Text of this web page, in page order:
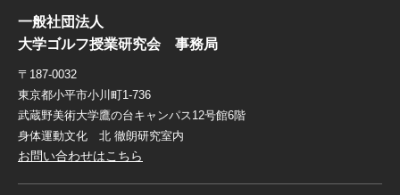
一般社団法人
大学ゴルフ授業研究会 事務局
〒187-0032
東京都小平市小川町1-736
武蔵野美術大学鷹の台キャンパス12号館6階
身体運動文化 北 徹朗研究室内
お問い合わせはこちら